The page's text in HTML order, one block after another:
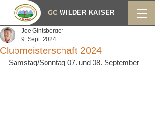
WILDER KAISER
GC
Clubmeisterschaft 2024
Joe Gintsberger
9. Sept. 2024
Samstag/Sonntag 07. und 08. September